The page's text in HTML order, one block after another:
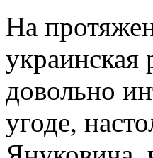
На
украинская
довольно
угоде,